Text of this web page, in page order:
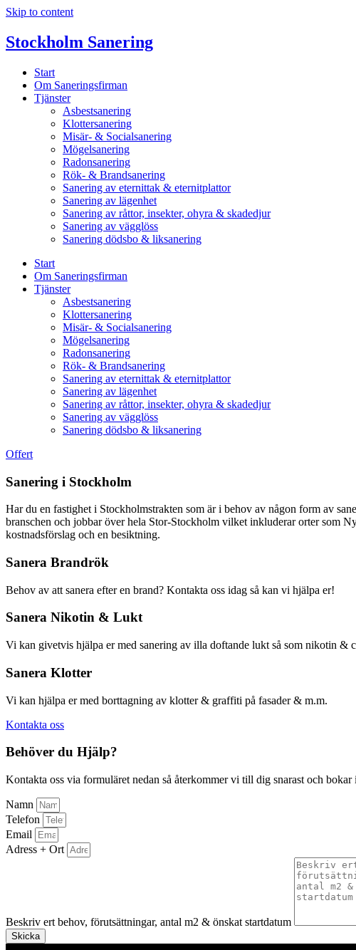
Skip to content
Stockholm Sanering
Start
Om Saneringsfirman
Tjänster
Asbestsanering
Klottersanering
Misär- & Socialsanering
Mögelsanering
Radonsanering
Rök- & Brandsanering
Sanering av eternittak & eternitplattor
Sanering av lägenhet
Sanering av råttor, insekter, ohyra & skadedjur
Sanering av vägglöss
Sanering dödsbo & liksanering
Start
Om Saneringsfirman
Tjänster
Asbestsanering
Klottersanering
Misär- & Socialsanering
Mögelsanering
Radonsanering
Rök- & Brandsanering
Sanering av eternittak & eternitplattor
Sanering av lägenhet
Sanering av råttor, insekter, ohyra & skadedjur
Sanering av vägglöss
Sanering dödsbo & liksanering
Offert
Sanering i Stockholm
Har du en fastighet i Stockholmstrakten som är i behov av någon form av
branschen och jobbar över hela Stor-Stockholm vilket inkluderar orter som
kostnadsförslag och en besiktning.
Sanera Brandrök
Behov av att sanera efter en brand? Kontakta oss idag så kan vi hjälpa er!
Sanera Nikotin & Lukt
Vi kan givetvis hjälpa er med sanering av illa doftande lukt så som nikotin &
Sanera Klotter
Vi kan hjälpa er med borttagning av klotter & graffiti på fasader & m.m.
Kontakta oss
Behöver du Hjälp?
Kontakta oss via formuläret nedan så återkommer vi till dig snarast och bokar
Namn
Telefon
Email
Adress + Ort
Beskriv ert behov, förutsättningar, antal m2 & önskat startdatum
Skicka